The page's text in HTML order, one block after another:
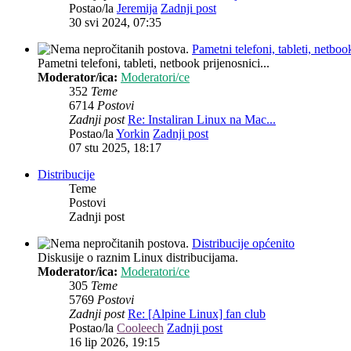
Postao/la Jeremija Zadnji post
30 svi 2024, 07:35
Pametni telefoni, tableti,
Pametni telefoni, tableti, netbook prijenosnici...
Moderator/ica: Moderatori/ce
352 Teme
6714 Postovi
Zadnji post Re: Instaliran Linux na Mac...
Postao/laYorkin Zadnji post
07 stu 2025, 18:17
Distribucije
Teme
Postovi
Zadnji post
Distribucije općenito
Diskusije o raznim Linux distribucijama.
Moderator/ica: Moderatori/ce
305 Teme
5769 Postovi
Zadnji post Re: [Alpine Linux] fan club
Postao/la Cooleech Zadnji post
16 lip 2026, 19:15